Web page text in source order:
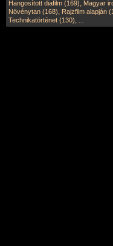
Hangosított diafilm (169), Magyar
Növénytan (168), Rajzfilm alapján
Technikatörténet (130),